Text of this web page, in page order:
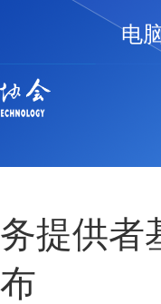
电
务提供